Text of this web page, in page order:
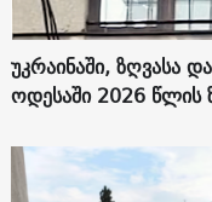
უკრაინაში, ზღვასა
ოდესაში 2026 წლის